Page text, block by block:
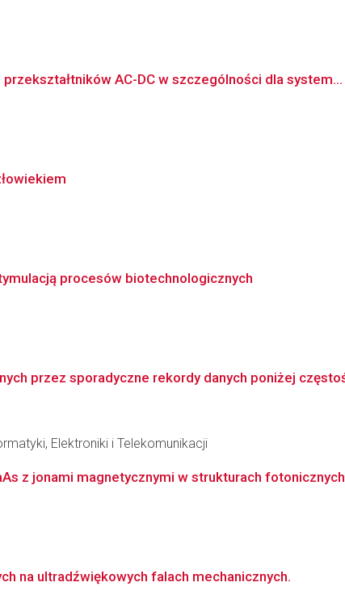
AC-DC w szczególności dla system...
procesów biotechnologicznych
przez sporadyczne rekordy danych poniżej
Elektroniki i Telekomunikacji
z jonami magnetycznymi w strukturach fotonicznych
na ultradźwiękowych falach mechanicznych.